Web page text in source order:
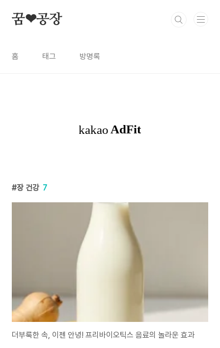
꿈❤공장
홈 태그 방명록
장 건강 7
더부룩한 속, 이젠 안녕! 프리바이오틱스 음료의 놀라운 효과